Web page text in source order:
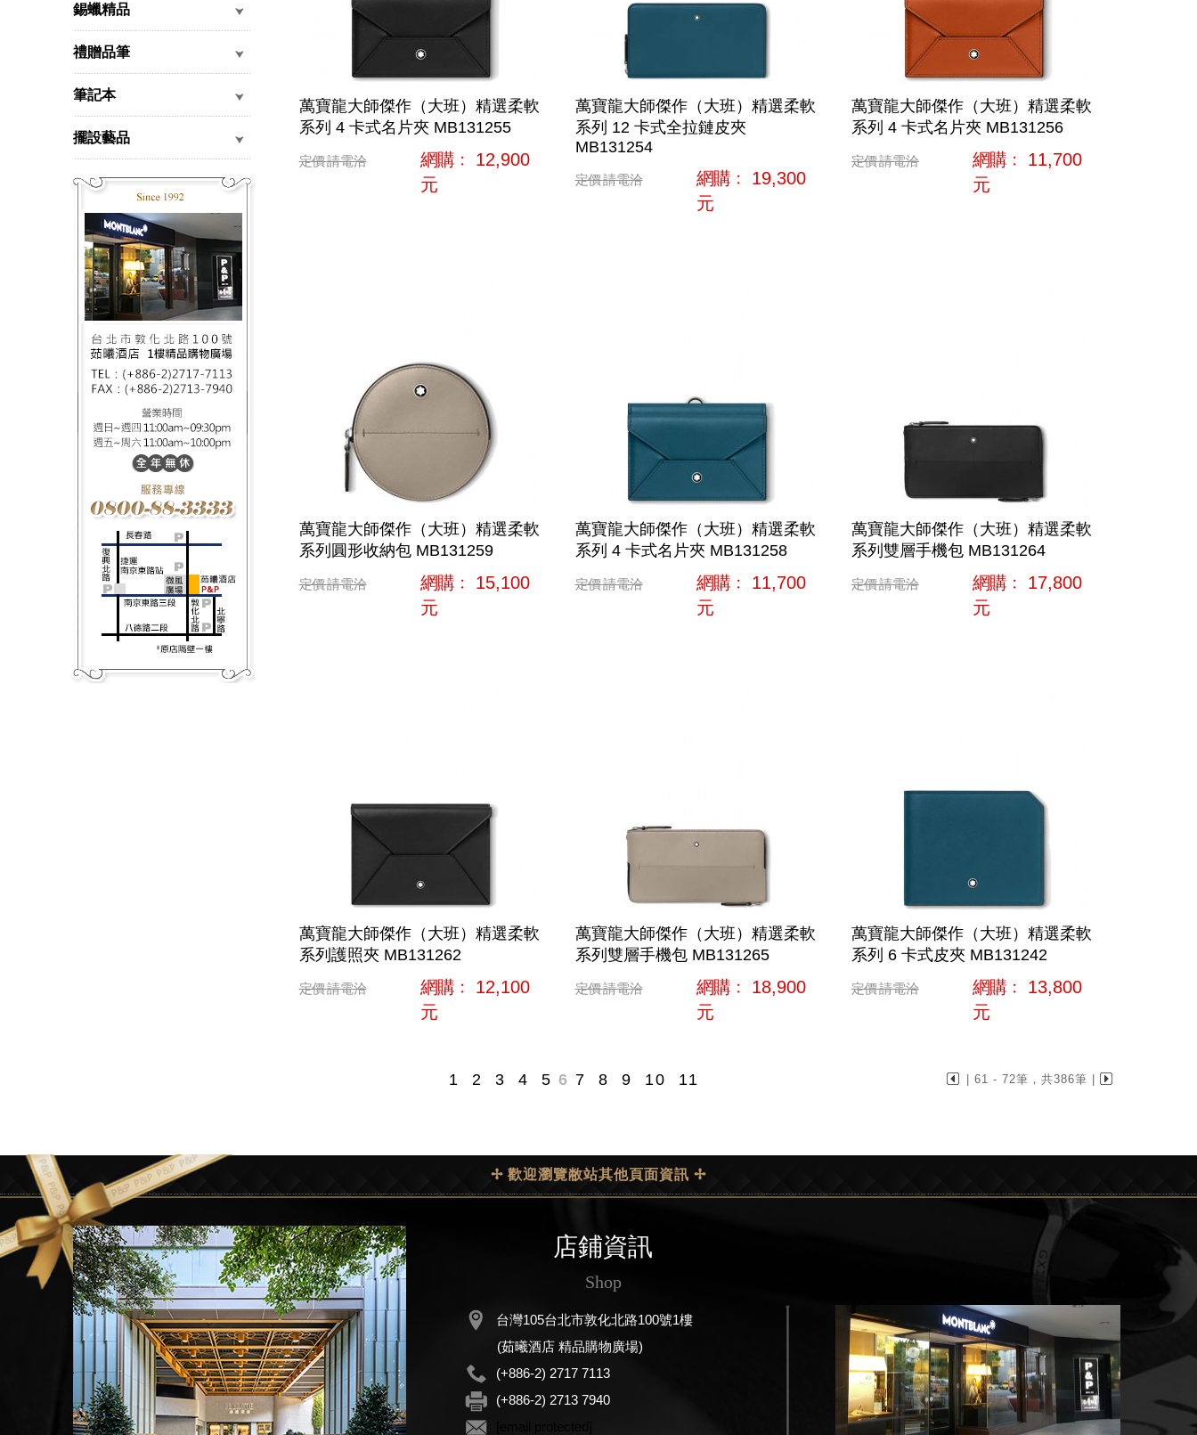
錫蠟精品
禮贈品筆
筆記本
擺設藝品
萬寶龍大師傑作（大班）精選柔軟
系列 4 卡式名片夾 MB131255
定價請電洽 網購﹕ 12,900
元
萬寶龍大師傑作（大班）精選柔軟
系列 12 卡式全拉鏈皮夾
MB131254
定價請電洽 網購﹕ 19,300
元
萬寶龍大師傑作（大班）精選柔軟
系列 4 卡式名片夾 MB131256
定價請電洽 網購﹕ 11,700
元
萬寶龍大師傑作（大班）精選柔軟
系列圓形收納包 MB131259
定價請電洽 網購﹕ 15,100
元
萬寶龍大師傑作（大班）精選柔軟
系列 4 卡式名片夾 MB131258
定價請電洽 網購﹕ 11,700
元
萬寶龍大師傑作（大班）精選柔軟
系列雙層手機包 MB131264
定價請電洽 網購﹕ 17,800
元
萬寶龍大師傑作（大班）精選柔軟
系列護照夾 MB131262
定價請電洽 網購﹕ 12,100
元
萬寶龍大師傑作（大班）精選柔軟
系列雙層手機包 MB131265
定價請電洽 網購﹕ 18,900
元
萬寶龍大師傑作（大班）精選柔軟
系列 6 卡式皮夾 MB131242
定價請電洽 網購﹕ 13,800
元
1 2 3 4 5 6 7 8 9 10 11 | 61 - 72筆，共386筆 |
✢ 歡迎瀏覽敝站其他頁面資訊 ✢
店鋪資訊
Shop
台灣105台北市敦化北路100號1樓
(茹曦酒店 精品購物廣場)
(+886-2) 2717 7113
(+886-2) 2713 7940